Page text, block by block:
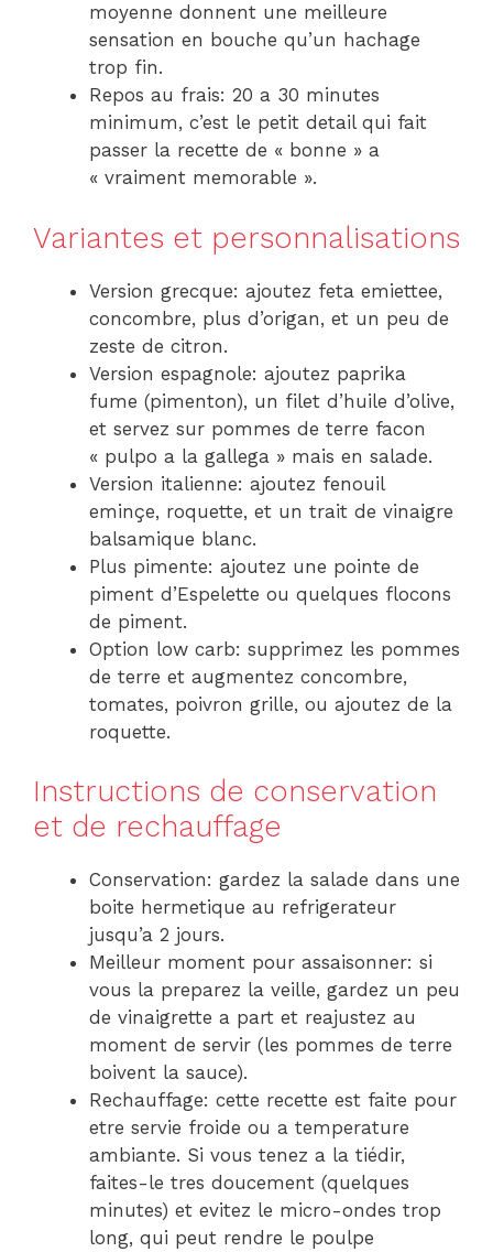
moyenne donnent une meilleure
sensation en bouche qu’un hachage
trop fin.
Repos au frais: 20 a 30 minutes
minimum, c’est le petit detail qui fait
passer la recette de « bonne » a
« vraiment memorable ».
Variantes et personnalisations
Version grecque: ajoutez feta emiettee,
concombre, plus d’origan, et un peu de
zeste de citron.
Version espagnole: ajoutez paprika
fume (pimenton), un filet d’huile d’olive,
et servez sur pommes de terre facon
« pulpo a la gallega » mais en salade.
Version italienne: ajoutez fenouil
eminçe, roquette, et un trait de vinaigre
balsamique blanc.
Plus pimente: ajoutez une pointe de
piment d’Espelette ou quelques flocons
de piment.
Option low carb: supprimez les pommes
de terre et augmentez concombre,
tomates, poivron grille, ou ajoutez de la
roquette.
Instructions de conservation
et de rechauffage
Conservation: gardez la salade dans une
boite hermetique au refrigerateur
jusqu’a 2 jours.
Meilleur moment pour assaisonner: si
vous la preparez la veille, gardez un peu
de vinaigrette a part et reajustez au
moment de servir (les pommes de terre
boivent la sauce).
Rechauffage: cette recette est faite pour
etre servie froide ou a temperature
ambiante. Si vous tenez a la tiédir,
faites-le tres doucement (quelques
minutes) et evitez le micro-ondes trop
long, qui peut rendre le poulpe